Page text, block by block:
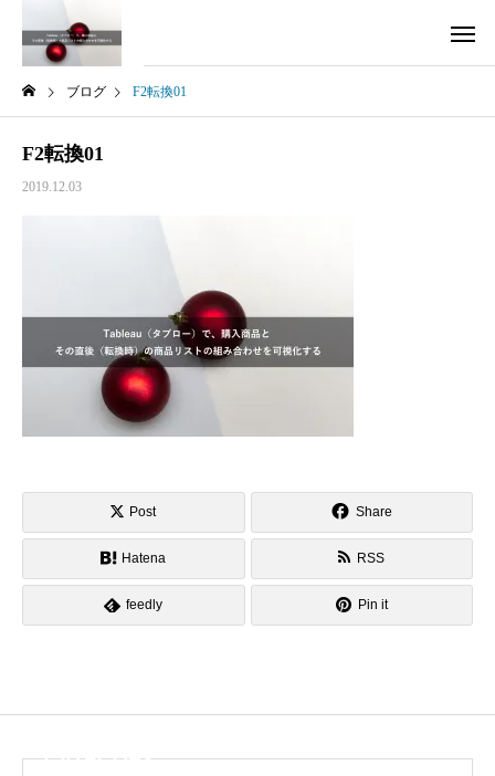
ブログ F2転換01
F2転換01
2019.12.03
Post Share
Hatena RSS
feedly Pin it
CATEGORY